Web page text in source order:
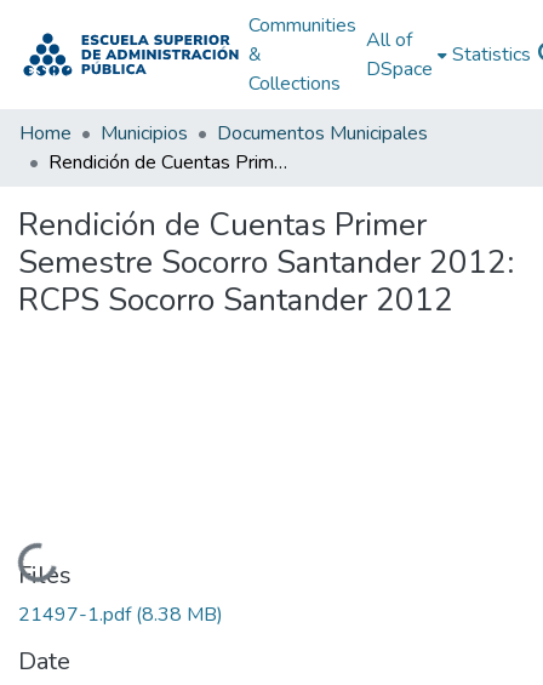
Communities
&
Collections
All of
DSpace
Statistics
Home Municipios
Documentos Municipales
Rendición de Cuentas Primer Semestre Socorro Santander 2012: RCPS Socorro Santander 2012
Rendición de Cuentas Primer
Semestre Socorro Santander 2012:
RCPS Socorro Santander 2012
Loading...
Files
21497-1.pdf(8.38 MB)
Date